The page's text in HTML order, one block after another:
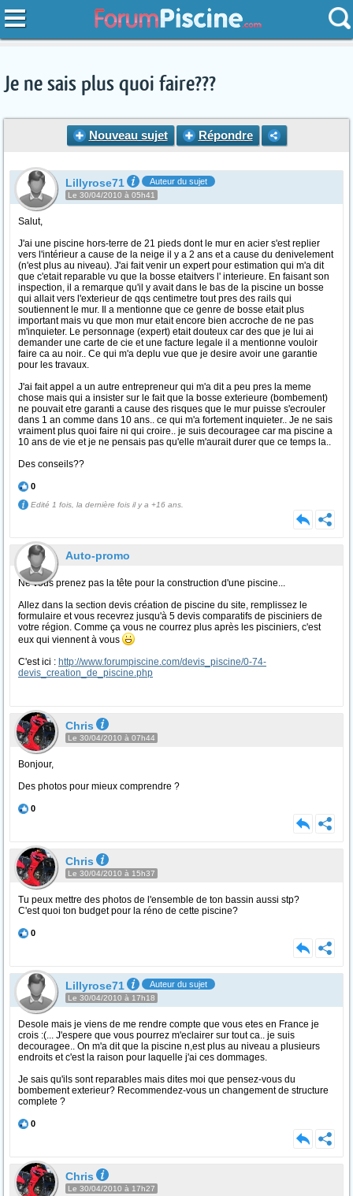
Je ne sais plus quoi faire???
Nouveau sujet Répondre
Lillyrose71 Auteur du sujet
Le 30/04/2010 à 05h41
Salut,
J'ai une piscine hors-terre de 21 pieds dont le mur en acier s'est replier
vers l'intérieur a cause de la neige il y a 2 ans et a cause du denivelement
(n'est plus au niveau). J'ai fait venir un expert pour estimation qui m'a dit
que c'etait reparable vu que la bosse etaitvers l' interieure. En faisant son
inspection, il a remarque qu'il y avait dans le bas de la piscine un bosse
qui allait vers l'exterieur de qqs centimetre tout pres des rails qui
soutiennent le mur. Il a mentionne que ce genre de bosse etait plus
important mais vu que mon mur etait encore bien accroche de ne pas
m'inquieter. Le personnage (expert) etait douteux car des que je lui ai
demander une carte de cie et une facture legale il a mentionne vouloir
faire ca au noir.. Ce qui m'a deplu vue que je desire avoir une garantie
pour les travaux.
J'ai fait appel a un autre entrepreneur qui m'a dit a peu pres la meme
chose mais qui a insister sur le fait que la bosse exterieure (bombement)
ne pouvait etre garanti a cause des risques que le mur puisse s'ecrouler
dans 1 an comme dans 10 ans.. ce qui m'a fortement inquieter.. Je ne sais
vraiment plus quoi faire ni qui croire.. je suis decouragee car ma piscine a
10 ans de vie et je ne pensais pas qu'elle m'aurait durer que ce temps la..
Des conseils??
0
Edité 1 fois, la dernière fois il y a +16 ans.
Auto-promo
Ne vous prenez pas la tête pour la construction d'une piscine...
Allez dans la section devis création de piscine du site, remplissez le
formulaire et vous recevrez jusqu'à 5 devis comparatifs de pisciniers de
votre région. Comme ça vous ne courrez plus après les pisciniers, c'est
eux qui viennent à vous
C'est ici : http://www.forumpiscine.com/devis_piscine/0-74-
devis_creation_de_piscine.php
Chris
Le 30/04/2010 à 07h44
Bonjour,
Des photos pour mieux comprendre ?
0
Chris
Le 30/04/2010 à 15h37
Tu peux mettre des photos de l'ensemble de ton bassin aussi stp?
C'est quoi ton budget pour la réno de cette piscine?
0
Lillyrose71 Auteur du sujet
Le 30/04/2010 à 17h18
Desole mais je viens de me rendre compte que vous etes en France je
crois :(... J'espere que vous pourrez m'eclairer sur tout ca.. je suis
decouragee.. On m'a dit que la piscine n,est plus au niveau a plusieurs
endroits et c'est la raison pour laquelle j'ai ces dommages.
Je sais qu'ils sont reparables mais dites moi que pensez-vous du
bombement exterieur? Recommendez-vous un changement de structure
complete ?
0
Chris
Le 30/04/2010 à 17h27